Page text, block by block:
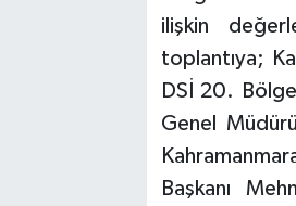
ilişkin
toplantıya;
DSİ 20.
Genel
Başkanı